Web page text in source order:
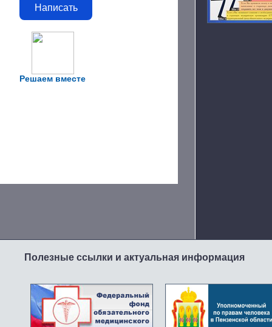
Решаем вместе
Написать
Полезные ссылки и актуальная информация